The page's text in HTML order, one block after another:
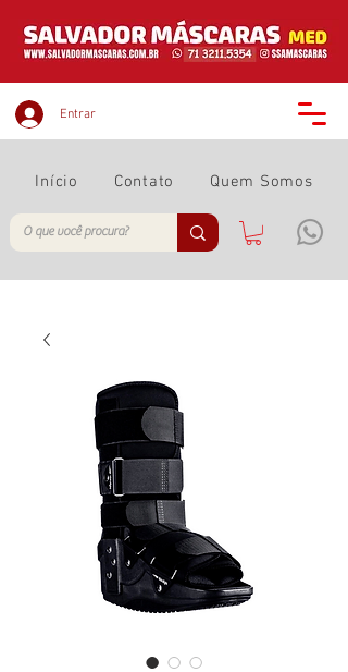
Início Contato Quem Somos
Entrar